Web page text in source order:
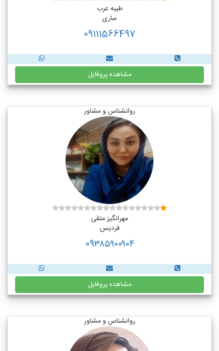
طیبه عرب
ساری
09111566497
مشاهده پروفایل
روانشناس و مشاور
مهرانگیز متقی
فردیس
09۳۸۵۹۰۰۹۰۴
مشاهده پروفایل
روانشناس و مشاور